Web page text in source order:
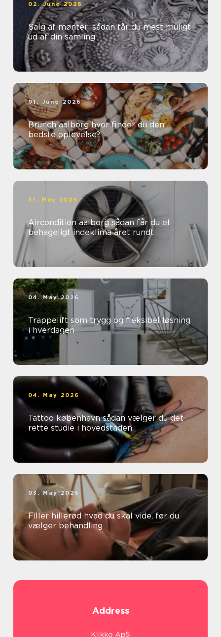
02. June 2026
Salg af mønter: sådan får du mest muligt
ud af din samling
01. June 2026
Brunch aalborg hvor finder du den
bedste oplevelse?
31. May 2026
Aircondition aalborg sådan får du et
behageligt indeklima året rundt
04. May 2026
Trappelift som trygg og fleksibel løsning
i hverdagen
04. May 2026
Tattoo københavn sådan vælger du det
rette studie i hovedstaden
03. May 2026
Filler hillerød hvad du skal vide, før du
vælger behandling
Address